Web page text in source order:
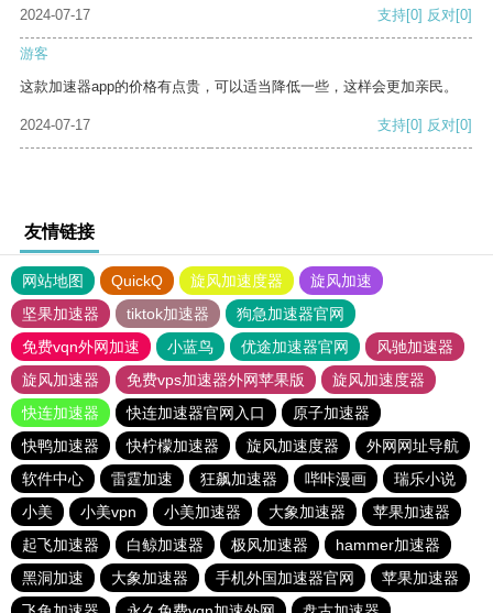
2024-07-17 支持[0] 反对[0]
游客
这款加速器app的价格有点贵，可以适当降低一些，这样会更加亲民。
2024-07-17 支持[0] 反对[0]
友情链接
网站地图 QuickQ 旋风加速度器
旋风加速
坚果加速器
tiktok加速器
狗急加速器官网
免费vqn外网加速
小蓝鸟 优途加速器官网
风驰加速器
旋风加速器
免费vps加速器外网苹果版
旋风加速度器
快连加速器
快连加速器官网入口
原子加速器
快鸭加速器
快柠檬加速器 旋风加速度器
外网网址导航
软件中心
雷霆加速 狂飙加速器 哔咔漫画
瑞乐小说
小美
小美vpn 小美加速器 大象加速器
苹果加速器
起飞加速器
白鲸加速器 极风加速器
hammer加速器
黑洞加速
大象加速器 手机外国加速器官网
苹果加速器